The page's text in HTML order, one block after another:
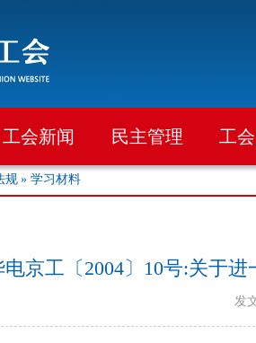
工会新闻 民主管理 工
规 » 学习材料
电京工〔2004〕10号:关于
发